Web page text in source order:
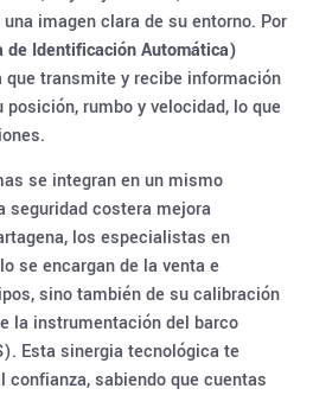
imagen clara de su entorno. Por
de Identificación Automática)
que transmite y recibe información
rumbo y velocidad, lo que
se integran en un mismo
seguridad costera mejora
los especialistas en
se encargan de la venta e
sino también de su calibración
la instrumentación del barco
Esta sinergia tecnológica te
confianza, sabiendo que cuentas